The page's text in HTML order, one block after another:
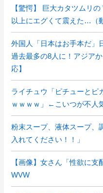
【驚愕】 巨大カタツムリ
以上にエグくて震えた…（
外国人「日本はお手本だ」
過去最多の8人に！アジア
応】
ライチュウ「ピチューとピ
ｗｗｗｗ」←こいつが不人
粉末スープ、液体スープ、
入れてください！！」
【画像】女さん「性欲に
WVW